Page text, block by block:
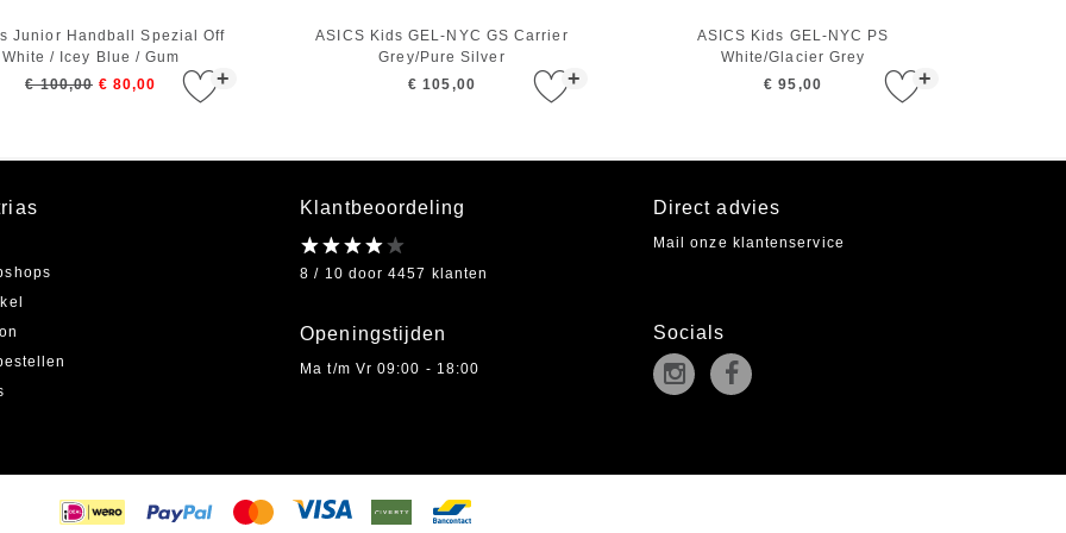
+
Junior Handball Spezial Off
White / Icey Blue / Gum
€ 100,00 € 80,00 +
ASICS Kids GEL-NYC GS Carrier
Grey/Pure Silver
€ 105,00
+
ASICS Kids GEL-NYC PS
White/Glacier Grey
€ 95,00
Klantbeoordeling
8 / 10 door 4457 klanten
Openingstijden
Ma t/m Vr 09:00 - 18:00
Direct advies
Mail onze klantenservice
Socials